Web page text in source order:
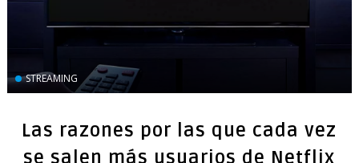
STREAMING
Las razones por las que cada vez
se salen más usuarios de Netflix